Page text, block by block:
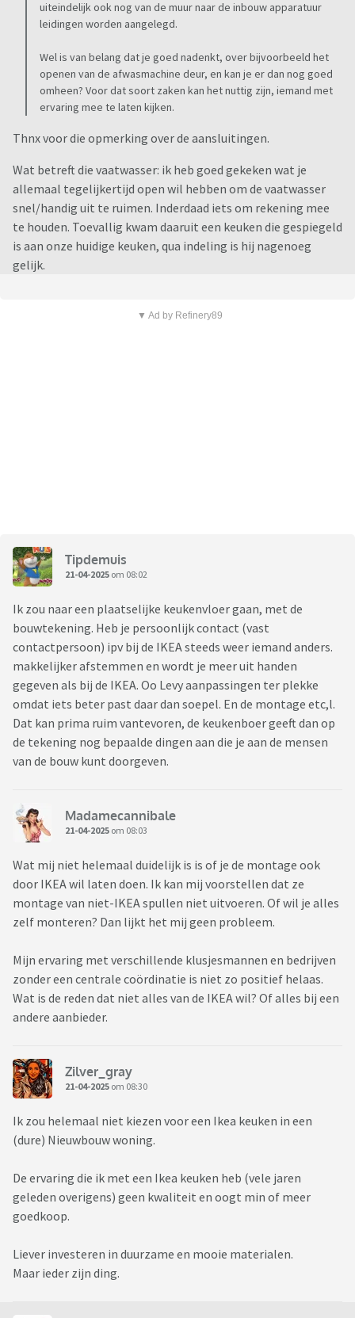
uiteindelijk ook nog van de muur naar de inbouw apparatuur
leidingen worden aangelegd.
Wel is van belang dat je goed nadenkt, over bijvoorbeeld het
openen van de afwasmachine deur, en kan je er dan nog goed
omheen? Voor dat soort zaken kan het nuttig zijn, iemand met
ervaring mee te laten kijken.
Thnx voor die opmerking over de aansluitingen.
Wat betreft die vaatwasser: ik heb goed gekeken wat je
allemaal tegelijkertijd open wil hebben om de vaatwasser
snel/handig uit te ruimen. Inderdaad iets om rekening mee
te houden. Toevallig kwam daaruit een keuken die gespiegeld
is aan onze huidige keuken, qua indeling is hij nagenoeg
gelijk.
▼ Ad by Refinery89
Tipdemuis
21-04-2025 om 08:02
Ik zou naar een plaatselijke keukenvloer gaan, met de
bouwtekening. Heb je persoonlijk contact (vast
contactpersoon) ipv bij de IKEA steeds weer iemand anders.
makkelijker afstemmen en wordt je meer uit handen
gegeven als bij de IKEA. Oo Levy aanpassingen ter plekke
omdat iets beter past daar dan soepel. En de montage etc,l.
Dat kan prima ruim vantevoren, de keukenboer geeft dan op
de tekening nog bepaalde dingen aan die je aan de mensen
van de bouw kunt doorgeven.
Madamecannibale
21-04-2025 om 08:03
Wat mij niet helemaal duidelijk is is of je de montage ook
door IKEA wil laten doen. Ik kan mij voorstellen dat ze
montage van niet-IKEA spullen niet uitvoeren. Of wil je alles
zelf monteren? Dan lijkt het mij geen probleem.
Mijn ervaring met verschillende klusjesmannen en bedrijven
zonder een centrale coördinatie is niet zo positief helaas.
Wat is de reden dat niet alles van de IKEA wil? Of alles bij een
andere aanbieder.
Zilver_gray
21-04-2025 om 08:30
Ik zou helemaal niet kiezen voor een Ikea keuken in een
(dure) Nieuwbouw woning.
De ervaring die ik met een Ikea keuken heb (vele jaren
geleden overigens) geen kwaliteit en oogt min of meer
goedkoop.
Liever investeren in duurzame en mooie materialen.
Maar ieder zijn ding.